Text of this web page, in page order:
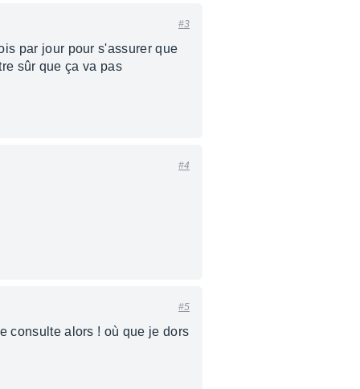
#3
par jour pour s'assurer que
sûr que ça va pas
#4
#5
consulte alors ! où que je dors